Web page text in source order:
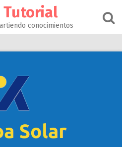
Tutorial
conocimientos